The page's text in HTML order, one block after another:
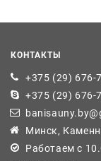
КОНТАКТЫ
+375 (29) 676-
+375 (29) 676-
Минск,
Работаем с